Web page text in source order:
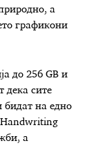
а
графикони
до 256 GB и
дека сите
бидат на едно
Handwriting
а